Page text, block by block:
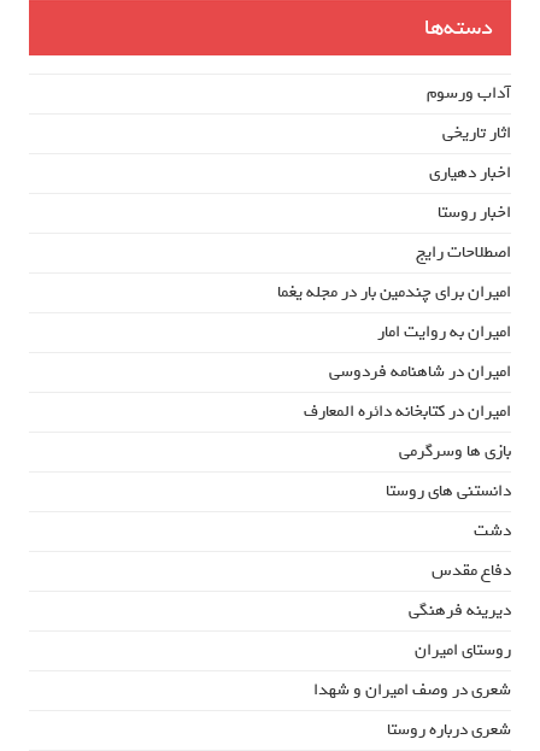
دسته‌ها
آداب ورسوم
اثار تاریخی
اخبار دهیاری
اخبار روستا
اصطلاحات رایج
امیران برای چندمین بار در مجله یغما
امیران به روایت امار
امیران در شاهنامه فردوسی
امیران در کتابخانه دائره المعارف
بازی ها وسرگرمی
دانستنی های روستا
دشت
دفاع مقدس
دیرینه فرهنگی
روستای امیران
شعری در وصف امیران و شهدا
شعری درباره روستا